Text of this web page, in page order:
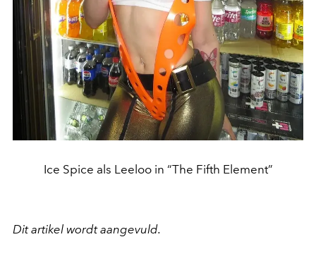
Ice Spice als Leeloo in “The Fifth Element”
Dit artikel wordt aangevuld.